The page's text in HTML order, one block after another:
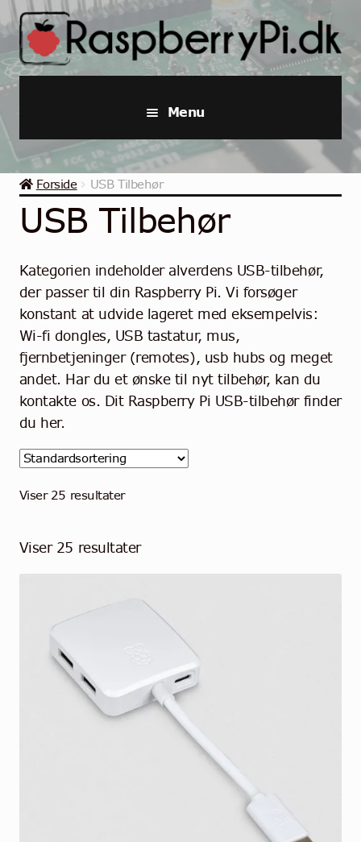
Spring
til
navigation
Spring
til
indhold
Menu
Raspberry Pi
Startpakker & Kits
Raspberry Pi Tilbehør
Samlinger
Community
Kontakt
Dansk
Forside USB Tilbehør
USB Tilbehør
Kategorien indeholder alverdens USB-tilbehør,
der passer til din Raspberry Pi. Vi forsøger
konstant at udvide lageret med eksempelvis:
Wi-fi dongles, USB tastatur, mus,
fjernbetjeninger (remotes), usb hubs og meget
andet. Har du et ønske til nyt tilbehør, kan du
kontakte os. Dit Raspberry Pi USB-tilbehør finder
du her.
Viser 25 resultater
Viser 25 resultater